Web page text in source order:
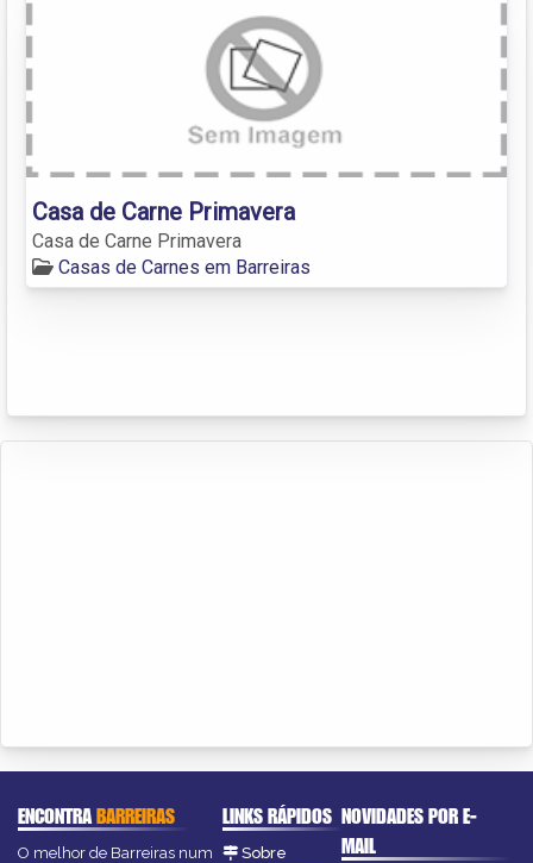
Casa de Carne Primavera
Casa de Carne Primavera
Casas de Carnes em Barreiras
ENCONTRABARREIRAS
O melhor de Barreiras num
LINKS RÁPIDOS
Sobre
NOVIDADES POR E-
MAIL